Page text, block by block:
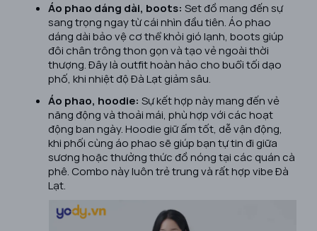
Áo phao dáng dài, boots: Set đồ mang đến sự
sang trọng ngay từ cái nhìn đầu tiên. Áo phao
dáng dài bảo vệ cơ thể khỏi gió lạnh, boots giúp
đôi chân trông thon gọn và tạo vẻ ngoài thời
thượng. Đây là outfit hoàn hảo cho buổi tối dạo
phố, khi nhiệt độ Đà Lạt giảm sâu.
Áo phao, hoodie: Sự kết hợp này mang đến vẻ
năng động và thoải mái, phù hợp với các hoạt
động ban ngày. Hoodie giữ ấm tốt, dễ vận động,
khi phối cùng áo phao sẽ giúp bạn tự tin đi giữa
sương hoặc thưởng thức đồ nóng tại các quán cà
phê. Combo này luôn trẻ trung và rất hợp vibe Đà
Lạt.